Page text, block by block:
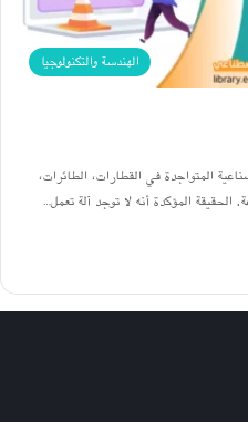
الهندسة والتكنولوجيا
المتواجدة في القطارات، الطائرات،
المؤكدة أنه لا توجد آلة تعمل…